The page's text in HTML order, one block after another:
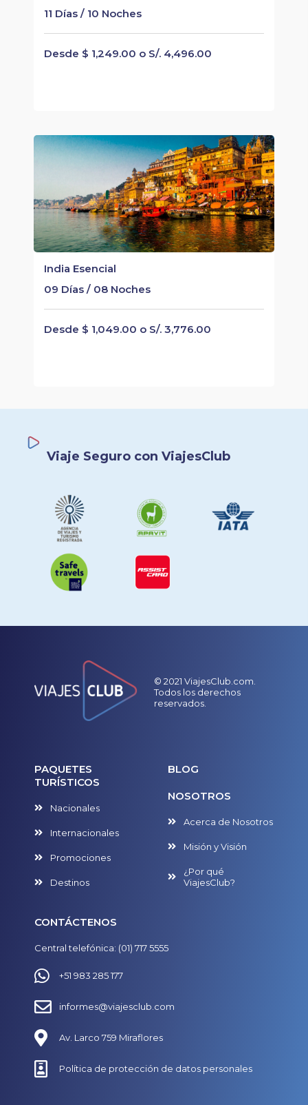
11 Días / 10 Noches
Desde $ 1,249.00 o S/. 4,496.00
India Esencial
09 Días / 08 Noches
Desde $ 1,049.00 o S/. 3,776.00
Viaje Seguro con ViajesClub
© 2021 ViajesClub.com.
Todos los derechos
reservados.
PAQUETES
TURÍSTICOS
Nacionales
Internacionales
Promociones
Destinos
BLOG
NOSOTROS
Acerca de Nosotros
Misión y Visión
¿Por qué
ViajesClub?
CONTÁCTENOS
Central telefónica: (01) 717 5555
+51 983 285 177
informes@viajesclub.com
Av. Larco 759 Miraflores
Política de protección de datos personales